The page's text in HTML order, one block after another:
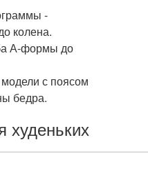
-
колена.
А-формы до
с поясом
бедра.
худеньких